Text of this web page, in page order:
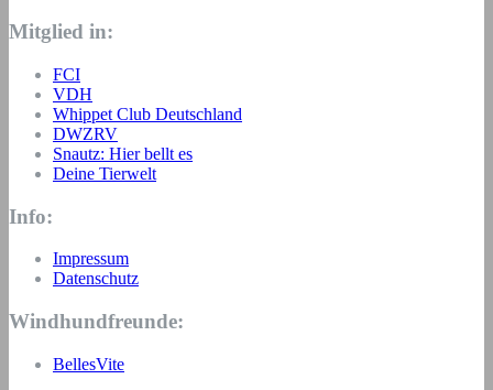
Mitglied in:
FCI
VDH
Whippet Club Deutschland
DWZRV
Snautz: Hier bellt es
Deine Tierwelt
Info:
Impressum
Datenschutz
Windhundfreunde:
BellesVite